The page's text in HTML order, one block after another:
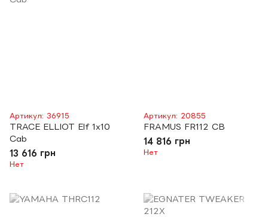
Артикул: 36915
TRACE ELLIOT Elf 1x10
Cab
13 616 грн
Нет
Артикул: 20855
FRAMUS FR112 CB
14 816 грн
Нет